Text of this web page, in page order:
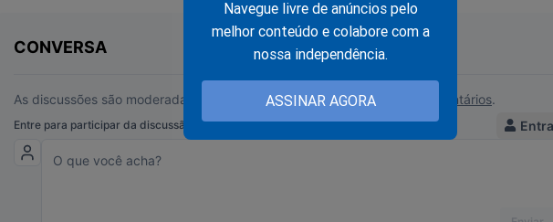
Navegue livre de anúncios pelo
melhor conteúdo e colabore com a
nossa independência.
ASSINAR AGORA
ATENÇÃO! Temos uma dica importante para você, leitor do JCO. Quer saber a verdade por